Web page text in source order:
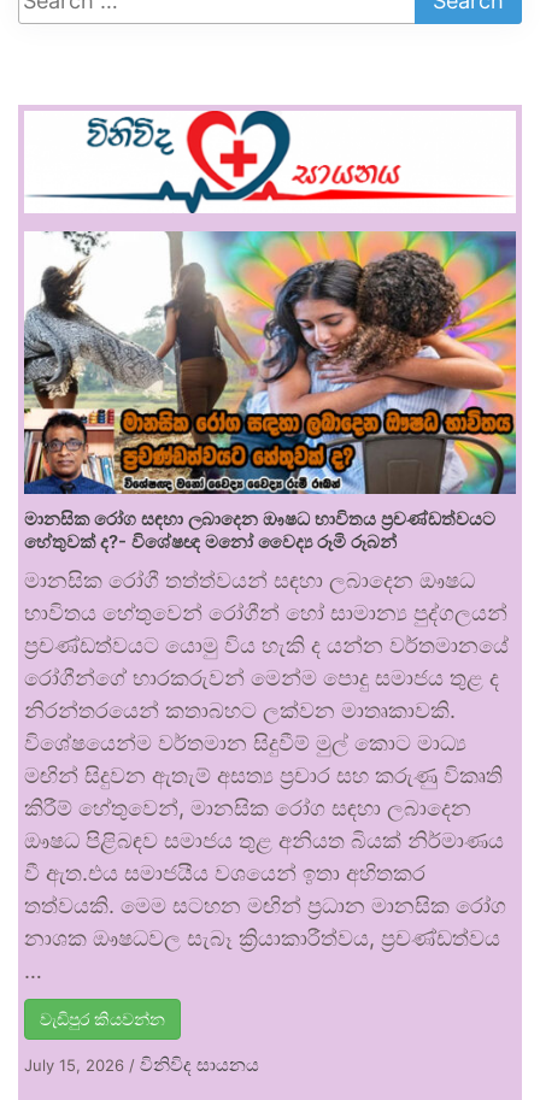
මානසික රෝග සඳහා ලබාදෙන ඖෂධ භාවිතය ප්‍රචණ්ඩත්වයට
හේතුවක් ද?- විශේෂඥ මනෝ වෛද්‍ය රූමි රූබන්
මානසික රෝගී තත්ත්වයන් සඳහා ලබාදෙන ඖෂධ
භාවිතය හේතුවෙන් රෝගීන් හෝ සාමාන්‍ය පුද්ගලයන්
ප්‍රචණ්ඩත්වයට යොමු විය හැකි ද යන්න වර්තමානයේ
රෝගීන්ගේ භාරකරුවන් මෙන්ම පොදු සමාජය තුළ ද
නිරන්තරයෙන් කතාබහට ලක්වන මාතෘකාවකි.
විශේෂයෙන්ම වර්තමාන සිදුවීම් මුල් කොට මාධ්‍ය
මඟින් සිදුවන ඇතැම් අසත්‍ය ප්‍රචාර සහ කරුණු විකෘති
කිරීම් හේතුවෙන්, මානසික රෝග සඳහා ලබාදෙන
ඖෂධ පිළිබඳව සමාජය තුළ අනියත බියක් නිර්මාණය
වී ඇත.එය සමාජයීය වශයෙන් ඉතා අහිතකර
තත්වයකි. මෙම සටහන මඟින් ප්‍රධාන මානසික රෝග
නාශක ඖෂධවල සැබෑ ක්‍රියාකාරීත්වය, ප්‍රචණ්ඩත්වය
…
වැඩිපුර කියවන්න
July 15, 2026 / විනිවිද සායනය